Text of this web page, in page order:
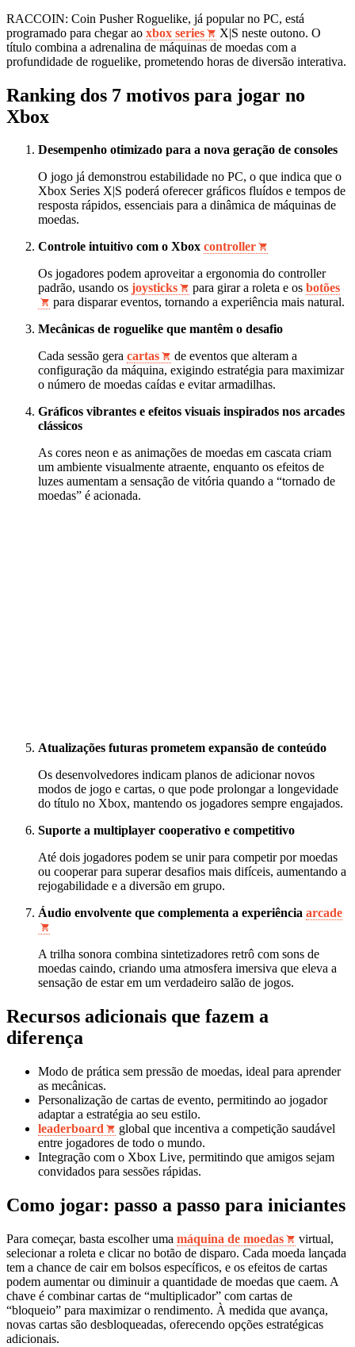
RACCOIN: Coin Pusher Roguelike, já popular no PC, está
programado para chegar ao xbox series
X|S neste outono. O
título combina a adrenalina de máquinas de moedas com a
profundidade de roguelike, prometendo horas de diversão interativa.
Ranking dos 7 motivos para jogar no
Xbox
Desempenho otimizado para a nova geração de consoles
O jogo já demonstrou estabilidade no PC, o que indica que o
Xbox Series X|S poderá oferecer gráficos fluídos e tempos de
resposta rápidos, essenciais para a dinâmica de máquinas de
moedas.
Controle intuitivo com o Xbox controller
Os jogadores podem aproveitar a ergonomia do controller
padrão, usando os joysticks para girar a roleta e os botões
para disparar eventos, tornando a experiência mais natural.
Mecânicas de roguelike que mantêm o desafio
Cada sessão gera cartas
de eventos que alteram a
configuração da máquina, exigindo estratégia para maximizar
o número de moedas caídas e evitar armadilhas.
Gráficos vibrantes e efeitos visuais inspirados nos arcades
clássicos
As cores neon e as animações de moedas em cascata criam
um ambiente visualmente atraente, enquanto os efeitos de
luzes aumentam a sensação de vitória quando a “tornado de
moedas” é acionada.
Atualizações futuras prometem expansão de conteúdo
Os desenvolvedores indicam planos de adicionar novos
modos de jogo e cartas, o que pode prolongar a longevidade
do título no Xbox, mantendo os jogadores sempre engajados.
Suporte a multiplayer cooperativo e competitivo
Até dois jogadores podem se unir para competir por moedas
ou cooperar para superar desafios mais difíceis, aumentando a
rejogabilidade e a diversão em grupo.
Áudio envolvente que complementa a experiência arcade
A trilha sonora combina sintetizadores retrô com sons de
moedas caindo, criando uma atmosfera imersiva que eleva a
sensação de estar em um verdadeiro salão de jogos.
Recursos adicionais que fazem a
diferença
Modo de prática sem pressão de moedas, ideal para aprender
as mecânicas.
Personalização de cartas de evento, permitindo ao jogador
adaptar a estratégia ao seu estilo.
leaderboard
global que incentiva a competição saudável
entre jogadores de todo o mundo.
Integração com o Xbox Live, permitindo que amigos sejam
convidados para sessões rápidas.
Como jogar: passo a passo para iniciantes
Para começar, basta escolher uma máquina de moedas
virtual,
selecionar a roleta e clicar no botão de disparo. Cada moeda lançada
tem a chance de cair em bolsos específicos, e os efeitos de cartas
podem aumentar ou diminuir a quantidade de moedas que caem. A
chave é combinar cartas de “multiplicador” com cartas de
“bloqueio” para maximizar o rendimento. À medida que avança,
novas cartas são desbloqueadas, oferecendo opções estratégicas
adicionais.